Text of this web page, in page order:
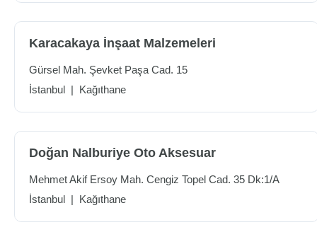
Karacakaya İnşaat Malzemeleri
Gürsel Mah. Şevket Paşa Cad. 15
İstanbul | Kağıthane
Doğan Nalburiye Oto Aksesuar
Mehmet Akif Ersoy Mah. Cengiz Topel Cad. 35 Dk:1/A
İstanbul | Kağıthane